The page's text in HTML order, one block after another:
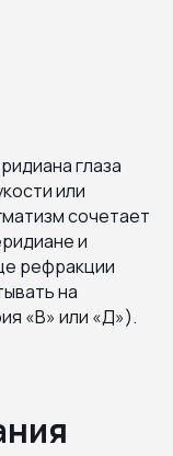
глаза
или
сочетает
и
рефракции
на
«В» или «Д»).